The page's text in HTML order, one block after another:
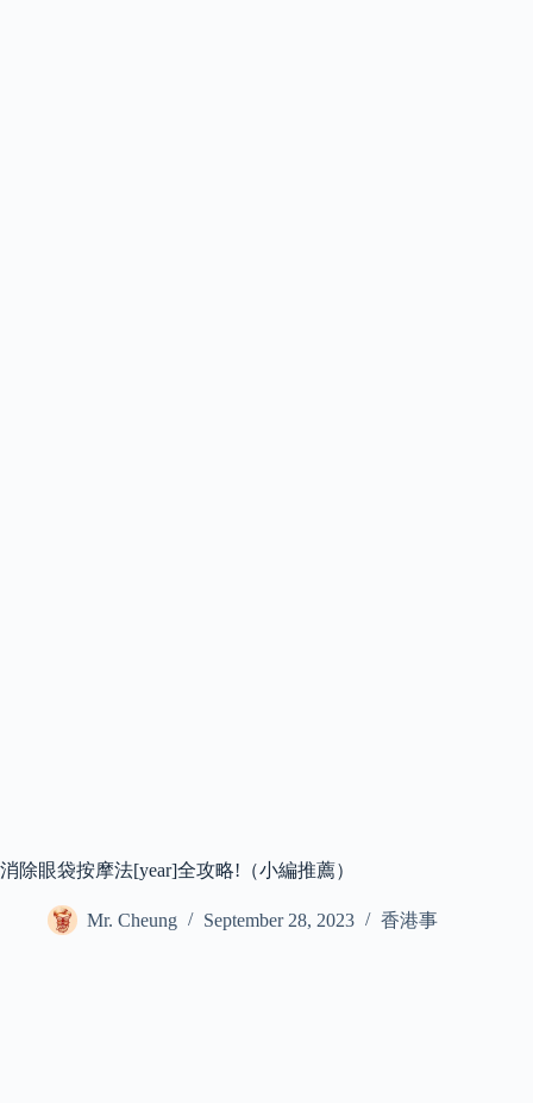
消除眼袋按摩法[year]全攻略!（小編推薦）
Mr. Cheung September 28, 2023 香港事